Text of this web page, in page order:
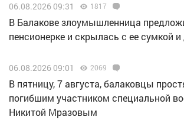
06.08.2026 09:31 1817
В Балакове злоумышленница
пенсионерке и скрылась с ее сумкой
06.08.2026 09:01 2069
В пятницу, 7 августа, балаковцы
погибшим участником специальной
Никитой Мразовым